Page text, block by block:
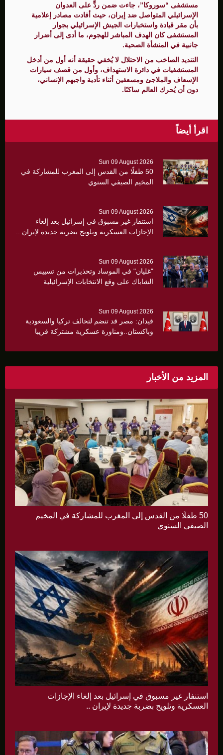
مستشفى “سوروكا”، جاءت ضمن ردٍّ على العدوان
الإسرائيلي المتواصل ضد إيران، حيث أفادت مصادر إعلامية
بأن مقر قيادة واستخبارات الجيش الإسرائيلي بجوار
المستشفى كان الهدف المباشر للهجوم، ما أدى إلى أضرار
جانبية في المنشأة الصحية.
التنديد الصاخب من الاحتلال لا يُخفي حقيقة أنه أول من أدخل
المستشفيات في دائرة الاستهداف، وأول من قصف سيارات
الإسعاف والملاجئ ومسعفين أثناء تأدية واجبهم الإنساني،
دون أن يُحرك العالم ساكنًا.
اقرأ أيضاً
Sun 09 August 2026
50 طفلًا من القدس إلى المغرب للمشاركة في
المخيم الصيفي السنوي
Sun 09 August 2026
استنفار غير مسبوق في إسرائيل بعد إلغاء
الإجازات العسكرية وتلويح بضربة جديدة لإيران ..
Sun 09 August 2026
"غليان" في الموساد وتحذيرات من تسييس
الشاباك على وقع الانتخابات الإسرائيلية
Sun 09 August 2026
فيدان: مصر قد تنضم لتحالف تركيا والسعودية
وباكستان..ومناورة عسكرية مشتركة قريبا
المزيد من الأخبار
50 طفلًا من القدس إلى المغرب للمشاركة في المخيم
الصيفي السنوي
استنفار غير مسبوق في إسرائيل بعد إلغاء الإجازات
العسكرية وتلويح بضربة جديدة لإيران ..